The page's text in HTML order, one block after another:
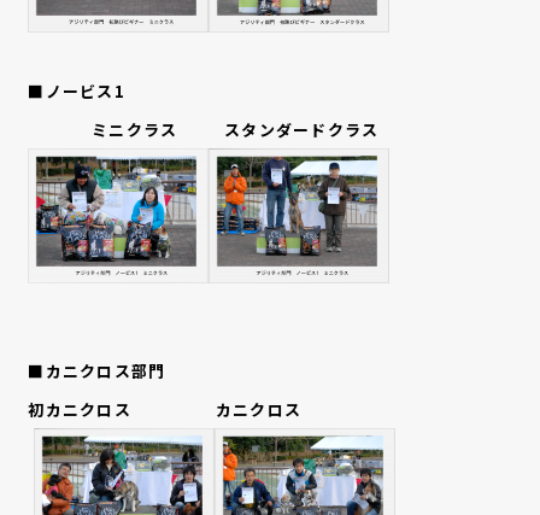
■ノービス1
ミニクラス スタンダードクラス
■カニクロス部門
初カニクロス
カニクロス